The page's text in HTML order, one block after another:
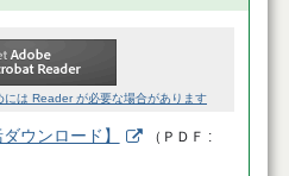
には Reader が必要な場合があります
ウンロード】 （ ＰＤＦ